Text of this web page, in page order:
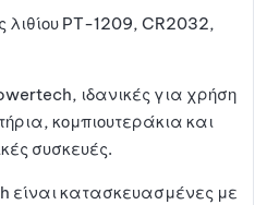
αγαπη
μένων
λιθίου PT-1209, CR2032,
ιδανικές για χρήση
κομπιουτεράκια και
συσκευές.
είναι κατασκευασμένες με